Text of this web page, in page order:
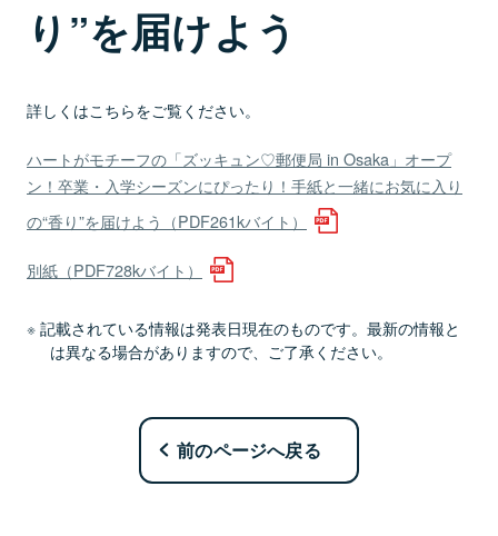
り”を届けよう
詳しくはこちらをご覧ください。
ハートがモチーフの「ズッキュン♡郵便局 in Osaka」オープ
ン！卒業・入学シーズンにぴったり！手紙と一緒にお気に入り
の“香り”を届けよう（PDF261kバイト）
別紙（PDF728kバイト）
記載されている情報は発表日現在のものです。最新の情報と
は異なる場合がありますので、ご了承ください。
前のページへ戻る